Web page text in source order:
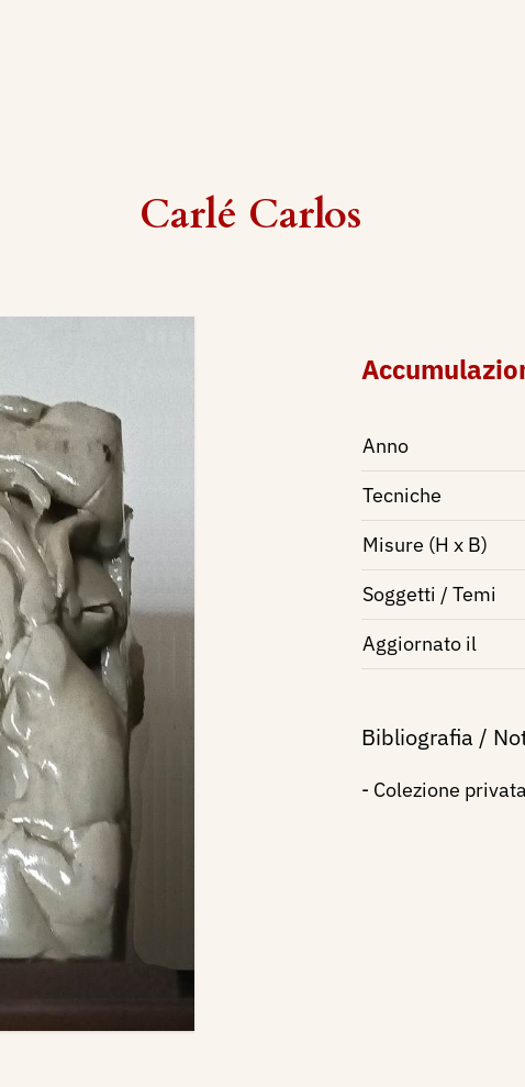
Carlé Carlos
Anno
Tecniche
Misure (H x B)
Soggetti / Temi
Aggiornato il
Bibliografia /
- Colezione